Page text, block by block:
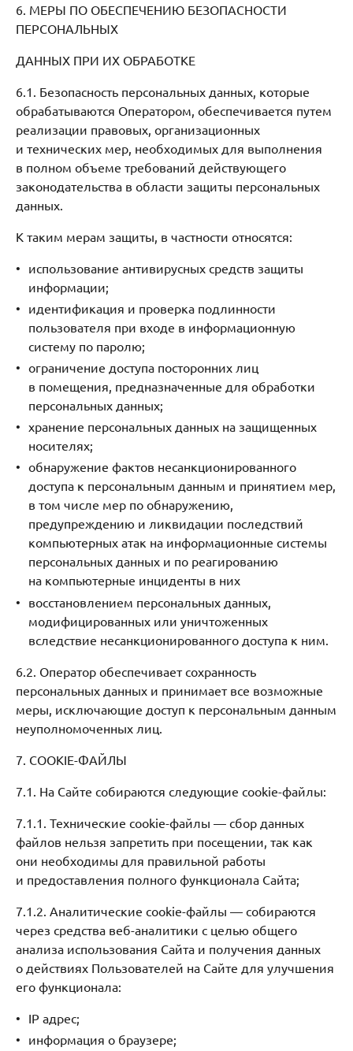
6. МЕРЫ ПО ОБЕСПЕЧЕНИЮ БЕЗОПАСНОСТИ
ПЕРСОНАЛЬНЫХ
ДАННЫХ ПРИ ИХ ОБРАБОТКЕ
6.1. Безопасность персональных данных, которые
обрабатываются Оператором, обеспечивается путем
реализации правовых, организационных
и технических мер, необходимых для выполнения
в полном объеме требований действующего
законодательства в области защиты персональных
данных.
К таким мерам защиты, в частности относятся:
использование антивирусных средств защиты
информации;
идентификация и проверка подлинности
пользователя при входе в информационную
систему по паролю;
ограничение доступа посторонних лиц
в помещения, предназначенные для обработки
персональных данных;
хранение персональных данных на защищенных
носителях;
обнаружение фактов несанкционированного
доступа к персональным данным и принятием мер,
в том числе мер по обнаружению,
предупреждению и ликвидации последствий
компьютерных атак на информационные системы
персональных данных и по реагированию
на компьютерные инциденты в них
восстановлением персональных данных,
модифицированных или уничтоженных
вследствие несанкционированного доступа к ним.
6.2. Оператор обеспечивает сохранность
персональных данных и принимает все возможные
меры, исключающие доступ к персональным данным
неуполномоченных лиц.
7. COOKIE-ФАЙЛЫ
7.1. На Сайте собираются следующие cookie-файлы:
7.1.1. Технические сookie-файлы — сбор данных
файлов нельзя запретить при посещении, так как
они необходимы для правильной работы
и предоставления полного функционала Сайта;
7.1.2. Аналитические cookie-файлы — собираются
через средства веб-аналитики с целью общего
анализа использования Сайта и получения данных
о действиях Пользователей на Сайте для улучшения
его функционала:
IP адрес;
информация о браузере;